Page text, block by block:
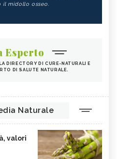
il midollo osseo.
Esperto
DIRECTORY DI CURE-NATURALI E
DI SALUTE NATURALE.
Naturale
valori